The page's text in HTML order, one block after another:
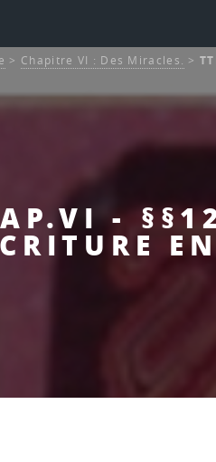
-
> Chapitre VI : Des Miracles. >